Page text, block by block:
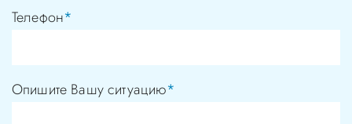
Телефон*
Опишите Вашу ситуацию*